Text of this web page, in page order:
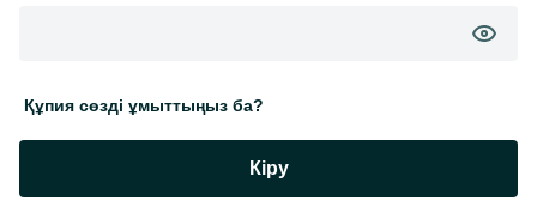
Құпия сөзді ұмыттыңыз ба?
Кіру